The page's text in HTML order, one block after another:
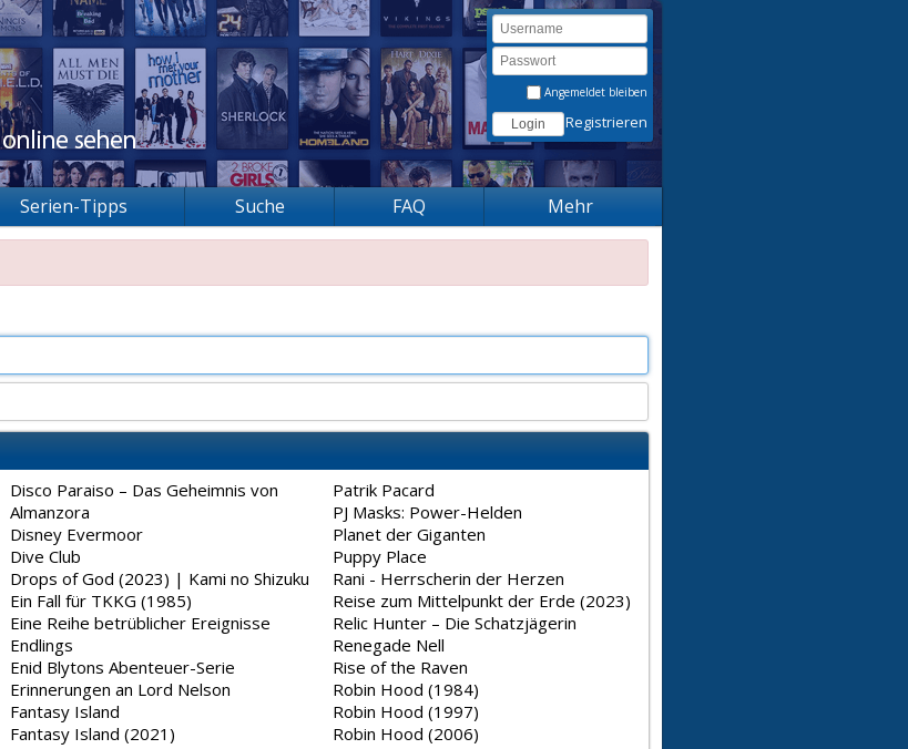
Angemeldet bleiben
Registrieren
Serien-Tipps Suche FAQ Mehr
Disco Paraiso – Das Geheimnis von
Almanzora
Disney Evermoor
Dive Club
Drops of God (2023) | Kami no Shizuku
Ein Fall für TKKG (1985)
Eine Reihe betrüblicher Ereignisse
Endlings
Enid Blytons Abenteuer-Serie
Erinnerungen an Lord Nelson
Fantasy Island
Fantasy Island (2021)
Patrik Pacard
PJ Masks: Power-Helden
Planet der Giganten
Puppy Place
Rani - Herrscherin der Herzen
Reise zum Mittelpunkt der Erde (2023)
Relic Hunter – Die Schatzjägerin
Renegade Nell
Rise of the Raven
Robin Hood (1984)
Robin Hood (1997)
Robin Hood (2006)